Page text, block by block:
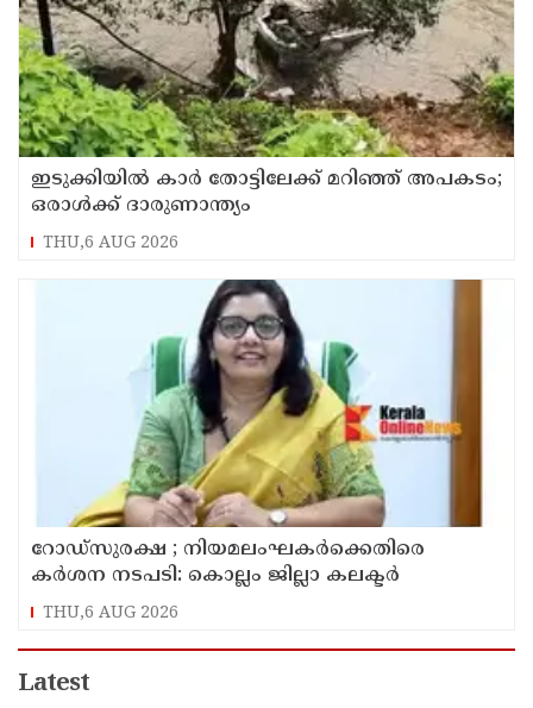
ഇടുക്കിയിൽ കാർ തോട്ടിലേക്ക് മറിഞ്ഞ് അപകടം;
ഒരാൾക്ക് ദാരുണാന്ത്യം
THU,6 AUG 2026
റോഡ്‌സുരക്ഷ ; നിയമലംഘകർക്കെതിരെ
കർശന നടപടി: കൊല്ലം ജില്ലാ കലക്ടർ
THU,6 AUG 2026
Latest